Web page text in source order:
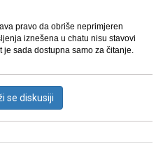
pravo da obriše neprimjeren
iznešena u chatu nisu stavovi
sada dostupna samo za čitanje.
se diskusiji